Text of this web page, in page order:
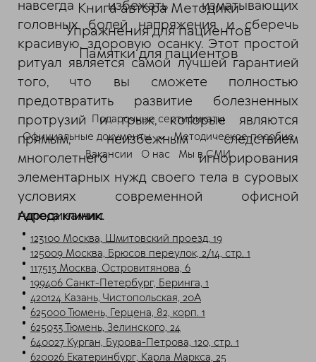
навсегда избежать изматывающих
головных болей напряжения и сберечь
красивую, здоровую осанку. Этот простой
ритуал является самой лучшей гарантией
того, что вы сможете полностью
предотвратить развитие болезненных
протрузий и грыж, которые являются
прямым, неизбежным следствием
многолетнего игнорирования
элементарных нужд своего тела в суровых
условиях современной офисной
гиподинамии.
Книга автора Методики
Упражнения для пациентов
Памятки для пациентов
Подарочные сертификаты
Официальные документы
Методическое пособие
Вакансии
О нас Мы в СМИ
Адреса клиник:
123100 Москва, Шмитовский проезд, 19
125009 Москва, Брюсов переулок, 2/14, стр. 1
117513 Москва, Островитянова, 6
199406 Санкт-Петербург, Беринга, 1
420124 Казань, Чистопольская, 20А
625000 Тюмень, Герцена, 82, корп. 1
625033 Тюмень, Зелинского, 24
640027 Курган, Бурова-Петрова, 120, стр. 1
620026 Екатеринбург, Карла Маркса, 25
online
Мессенджеры
Свяжитесь с нами через любой удобный
мессенджер!